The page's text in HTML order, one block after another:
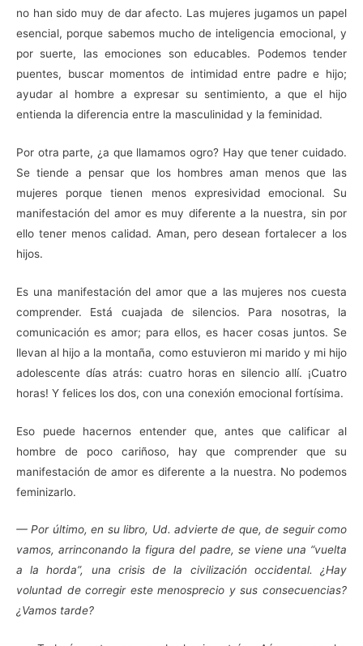
no han sido muy de dar afecto. Las mujeres jugamos un papel
esencial, porque sabemos mucho de inteligencia emocional, y
por suerte, las emociones son educables. Podemos tender
puentes, buscar momentos de intimidad entre padre e hijo;
ayudar al hombre a expresar su sentimiento, a que el hijo
entienda la diferencia entre la masculinidad y la feminidad.
Por otra parte, ¿a que llamamos ogro? Hay que tener cuidado.
Se tiende a pensar que los hombres aman menos que las
mujeres porque tienen menos expresividad emocional. Su
manifestación del amor es muy diferente a la nuestra, sin por
ello tener menos calidad. Aman, pero desean fortalecer a los
hijos.
Es una manifestación del amor que a las mujeres nos cuesta
comprender. Está cuajada de silencios. Para nosotras, la
comunicación es amor; para ellos, es hacer cosas juntos. Se
llevan al hijo a la montaña, como estuvieron mi marido y mi hijo
adolescente días atrás: cuatro horas en silencio allí. ¡Cuatro
horas! Y felices los dos, con una conexión emocional fortísima.
Eso puede hacernos entender que, antes que calificar al
hombre de poco cariñoso, hay que comprender que su
manifestación de amor es diferente a la nuestra. No podemos
feminizarlo.
— Por último, en su libro, Ud. advierte de que, de seguir como
vamos, arrinconando la figura del padre, se viene una “vuelta
a la horda”, una crisis de la civilización occidental. ¿Hay
voluntad de corregir este menosprecio y sus consecuencias?
¿Vamos tarde?